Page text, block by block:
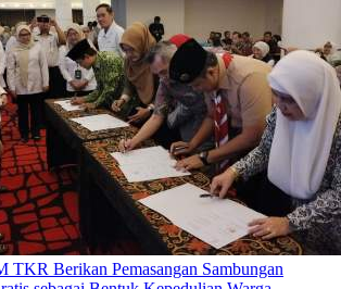
Berikan Pemasangan Sambungan